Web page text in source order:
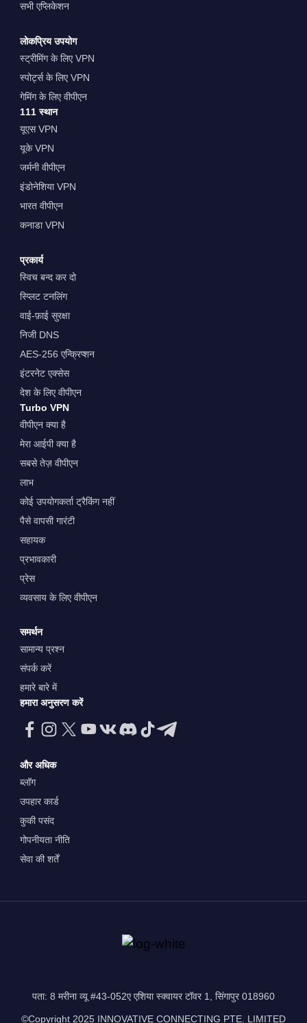
सभी एप्लिकेशन
लोकप्रिय उपयोग
स्ट्रीमिंग के लिए VPN
स्पोर्ट्स के लिए VPN
गेमिंग के लिए वीपीएन
111 स्थान
यूएस VPN
यूके VPN
जर्मनी वीपीएन
इंडोनेशिया VPN
भारत वीपीएन
कनाडा VPN
प्रकार्य
स्विच बन्द कर दो
स्प्लिट टनलिंग
वाई-फ़ाई सुरक्षा
निजी DNS
AES-256 एन्क्रिप्शन
इंटरनेट एक्सेस
देश के लिए वीपीएन
Turbo VPN
वीपीएन क्या है
मेरा आईपी क्या है
सबसे तेज़ वीपीएन
लाभ
कोई उपयोगकर्ता ट्रैकिंग नहीं
पैसे वापसी गारंटी
सहायक
प्रभावकारी
प्रेस
व्यवसाय के लिए वीपीएन
समर्थन
सामान्य प्रश्न
संपर्क करें
हमारे बारे में
हमारा अनुसरण करें
और अधिक
ब्लॉग
उपहार कार्ड
कुकी पसंद
गोपनीयता नीति
सेवा की शर्तें
पता: 8 मरीना व्यू #43-052ए एशिया स्क्वायर टॉवर 1, सिंगापुर 018960
©Copyright 2025 INNOVATIVE CONNECTING PTE. LIMITED